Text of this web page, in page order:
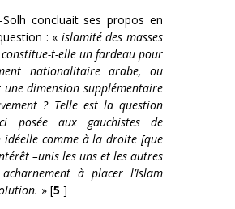
concluait ses propos en
: « islamité des masses
t-elle un fardeau pour
nationalitaire arabe, ou
dimension supplémentaire
? Telle est la question
posée aux gauchistes de
idéelle comme à la droite [que
–unis les uns et les autres
à placer l’Islam
» [5 ]